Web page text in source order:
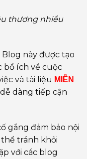
thương nhiều
Blog này được tạo
bổ ích về cuộc
và tài liệu MIỄN
dàng tiếp cận
gắng đảm bảo nội
tránh khỏi
với các blog